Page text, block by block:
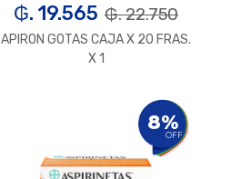
₲. 19.565 ₲. 22.750
APIRON GOTAS CAJA X 20 FRAS.
X 1
8%
OFF